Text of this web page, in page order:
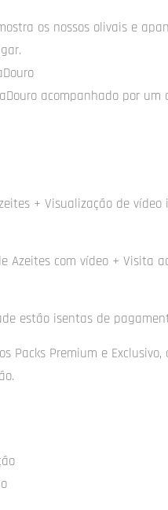
os nossos olivais e
acompanhado por um
+ Visualização de vídeo
Azeites com vídeo + Visita
estão isentas de
Packs Premium e Exclusivo,